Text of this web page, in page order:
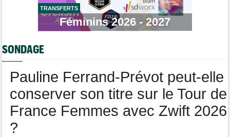
Tour de France Femmes
La peloton du Tour de France Femmes... 21 abandons
TRANSFERTS
Féminins 2026 - 2027
SONDAGE
Pauline Ferrand-Prévot peut-elle
conserver son titre sur le Tour de
France Femmes avec Zwift 2026
?